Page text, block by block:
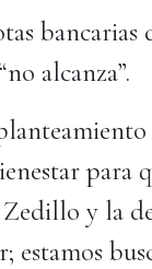
alcanza”.
para
y la
estamos